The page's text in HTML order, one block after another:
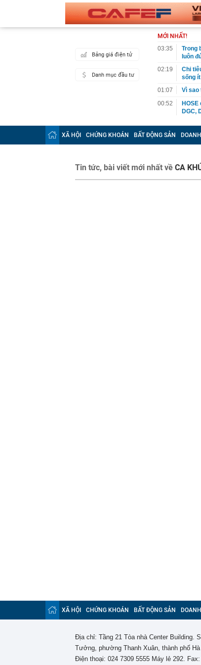
Bảng giá điện tử
Danh mục đầu tư
MỚI NHẤT!
03:35
Trong
luôn
02:19
Chi
sống
01:07
Vì sao
00:52
DGC,
00:12
Tiền
phiếu
00:05
Một
00:04
Một
23:40
Người
Nam
XÃ HỘI CHỨNG KHOÁN BẤT ĐỘNG SẢN
Tin tức, bài viết mới nhất về CA
XÃ HỘI CHỨNG KHOÁN BẤT ĐỘNG SẢN
Địa chỉ: Tầng 21 Tòa nhà Center Building.
Tưởng, phường Thanh Xuân, thành phố Hà
Điện thoại: 024 7309 5555 Máy lẻ 292. Fax: